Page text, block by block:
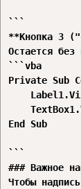
```
**Кнопка 3
Остается без
```vba
Private Sub
End Sub
```
### Важное
Чтобы